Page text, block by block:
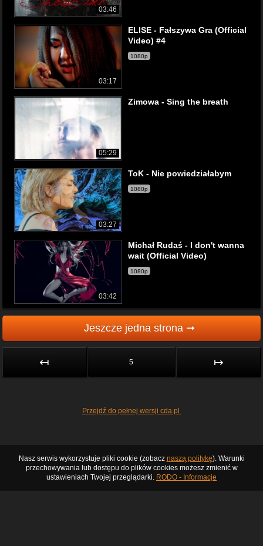
03:46
03:17
ELISE - Fałszywa Gra (Official
Video) #4
1080p
05:29
Zimowa - Sing the breath
03:27
ToK - Nie powiedziałabym
1080p
03:42
Michał Rudaś - I don't wanna
wait (Official Video)
1080p
Jeszcze jedna strona ➞
↤ 5 ↦
Przejdź do pełnej wersji cda.pl
Nasz serwis wykorzystuje pliki cookie (zobacz naszą politykę). Warunki
przechowywania lub dostępu do plików cookies możesz zmienić w
ustawieniach Twojej przeglądarki. RODO - Informacje